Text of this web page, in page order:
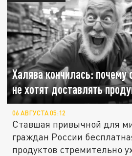
Халява кончилась:
не хотят доставлять
06 АВГУСТА 05:12
Ставшая привычной для
граждан России
продуктов стремительно